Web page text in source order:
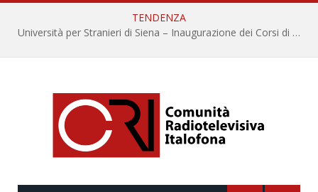
TENDENZA
Università per Stranieri di Siena – Inaugurazione dei Corsi di Lingua e Cultura Italiana, 109a annata